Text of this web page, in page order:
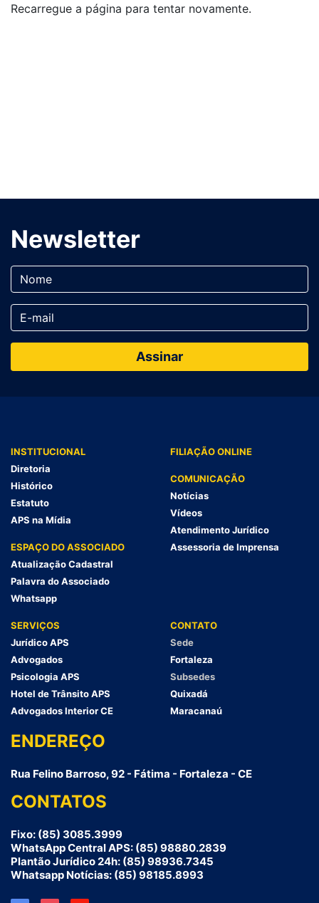
Recarregue a página para tentar novamente.
Newsletter
INSTITUCIONAL
Diretoria
Histórico
Estatuto
APS na Mídia
ESPAÇO DO ASSOCIADO
Atualização Cadastral
Palavra do Associado
Whatsapp
FILIAÇÃO ONLINE
COMUNICAÇÃO
Notícias
Vídeos
Atendimento Jurídico
Assessoria de Imprensa
SERVIÇOS
Jurídico APS
Advogados
Psicologia APS
Hotel de Trânsito APS
Advogados Interior CE
CONTATO
Sede
Fortaleza
Subsedes
Quixadá
Maracanaú
ENDEREÇO
Rua Felino Barroso, 92 - Fátima - Fortaleza - CE
CONTATOS
Fixo: (85) 3085.3999
WhatsApp Central APS: (85) 98880.2839
Plantão Jurídico 24h: (85) 98936.7345
Whatsapp Notícias: (85) 98185.8993